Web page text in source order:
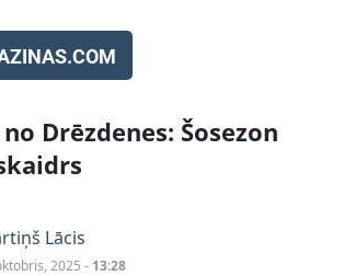
Drēzdenes: Šosezon
Lācis
2025 - 13:28